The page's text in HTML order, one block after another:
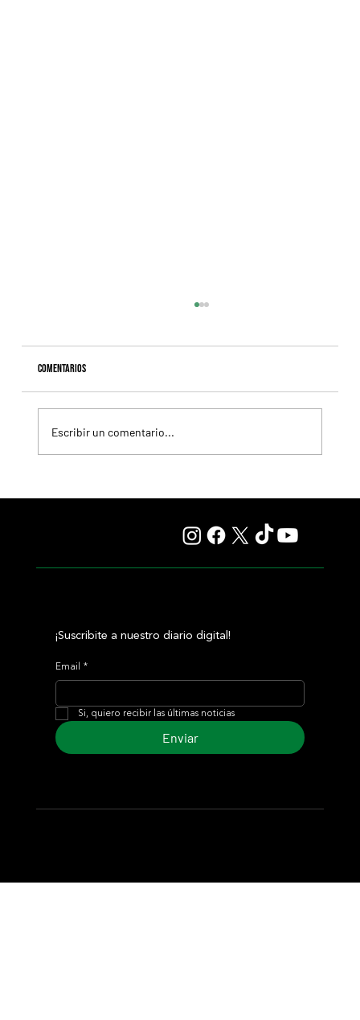
Comentarios
Escribir un comentario...
¡Suscribite a nuestro diario digital!
Email *
Si, quiero recibir las últimas noticias
Enviar